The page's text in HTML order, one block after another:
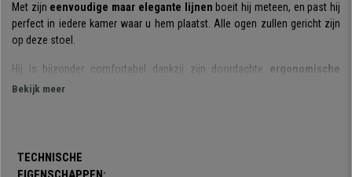
Met zijn eenvoudige maar elegante lijnen boeit hij meteen, en past hij
perfect in iedere kamer waar u hem plaatst. Alle ogen zullen gericht zijn
op deze stoel.
Hij is bijzonder comfortabel dankzij zijn doordachte ergonomische
ontwerp. De gebruiker neemt hierdoor te allen tijde een gezonde houding
armleuningen van verchroomd staal een ideaal steunpunt voor de armen,
en geven daarnaast ook een interessante esthetische touch.
Bekijk meer
TECHNISCHE